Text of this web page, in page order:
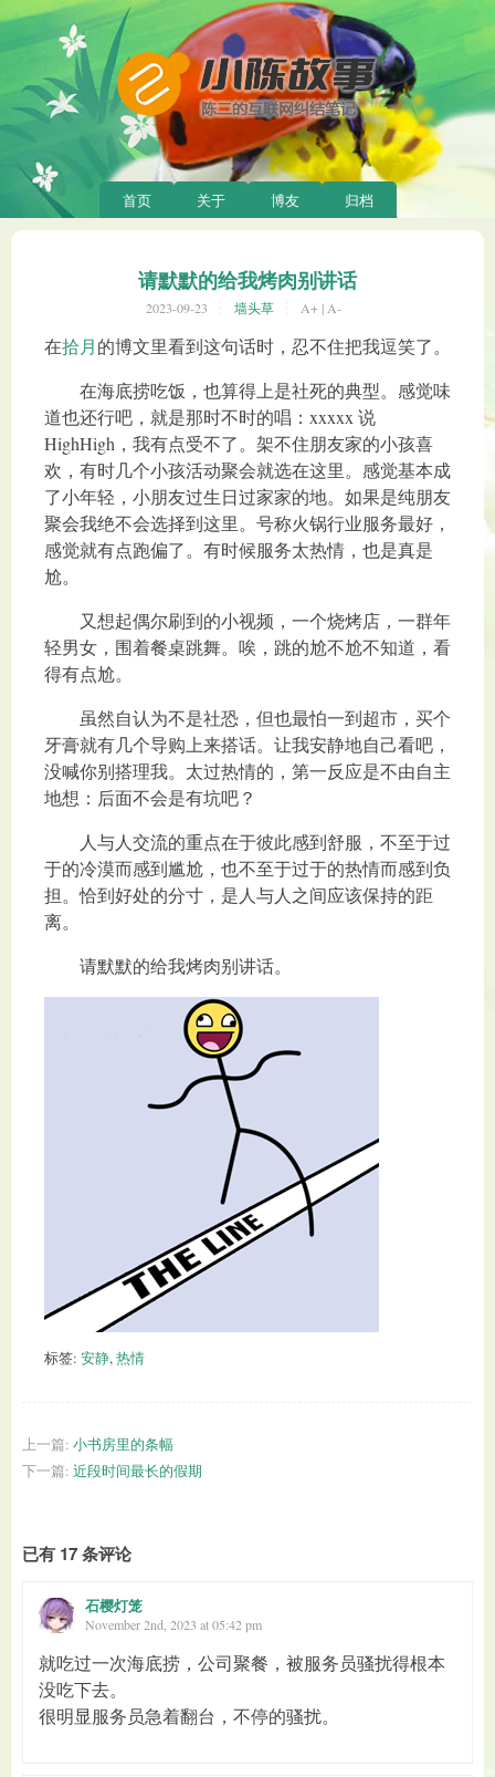
首页 关于 博友 归档
请默默的给我烤肉别讲话
2023-09-23 墙头草 A+ |A-
在拾月的博文里看到这句话时，忍不住把我逗笑了。
在海底捞吃饭，也算得上是社死的典型。感觉味
道也还行吧，就是那时不时的唱：xxxxx 说
HighHigh，我有点受不了。架不住朋友家的小孩喜
欢，有时几个小孩活动聚会就选在这里。感觉基本成
了小年轻，小朋友过生日过家家的地。如果是纯朋友
聚会我绝不会选择到这里。号称火锅行业服务最好，
感觉就有点跑偏了。有时候服务太热情，也是真是
尬。
又想起偶尔刷到的小视频，一个烧烤店，一群年
轻男女，围着餐桌跳舞。唉，跳的尬不尬不知道，看
得有点尬。
虽然自认为不是社恐，但也最怕一到超市，买个
牙膏就有几个导购上来搭话。让我安静地自己看吧，
没喊你别搭理我。太过热情的，第一反应是不由自主
地想：后面不会是有坑吧？
人与人交流的重点在于彼此感到舒服，不至于过
于的冷漠而感到尴尬，也不至于过于的热情而感到负
担。恰到好处的分寸，是人与人之间应该保持的距
离。
请默默的给我烤肉别讲话。
标签: 安静,热情
上一篇: 小书房里的条幅
下一篇: 近段时间最长的假期
已有 17 条评论
石樱灯笼
November 2nd, 2023 at 05:42 pm
就吃过一次海底捞，公司聚餐，被服务员骚扰得根本
没吃下去。
很明显服务员急着翻台，不停的骚扰。